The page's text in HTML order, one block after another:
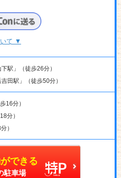
て ▼
駅」（徒歩26分）
田駅」（徒歩50分）
16分）
分）
）
できる
駐車場